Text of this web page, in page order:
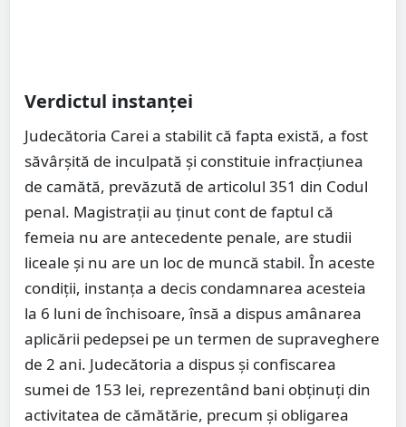
Verdictul instanței
Judecătoria Carei a stabilit că fapta există, a fost
săvârșită de inculpată și constituie infracțiunea
de camătă, prevăzută de articolul 351 din Codul
penal. Magistrații au ținut cont de faptul că
femeia nu are antecedente penale, are studii
liceale și nu are un loc de muncă stabil. În aceste
condiții, instanța a decis condamnarea acesteia
la 6 luni de închisoare, însă a dispus amânarea
aplicării pedepsei pe un termen de supraveghere
de 2 ani. Judecătoria a dispus și confiscarea
sumei de 153 lei, reprezentând bani obținuți din
activitatea de cămătărie, precum și obligarea